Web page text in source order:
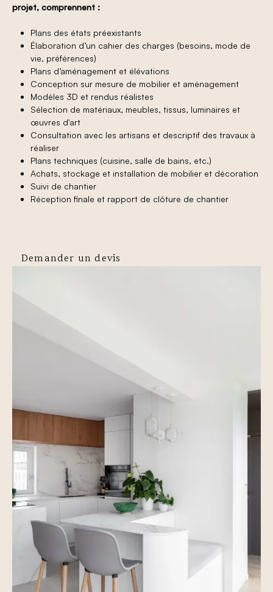
projet, comprennent :
Plans des états préexistants
Élaboration d’un cahier des charges (besoins, mode de
vie, préférences)
Plans d’aménagement et élévations
Conception sur mesure de mobilier et aménagement
Modèles 3D et rendus réalistes
Sélection de matériaux, meubles, tissus, luminaires et
œuvres d'art
Consultation avec les artisans et descriptif des travaux à
réaliser
Plans techniques (cuisine, salle de bains, etc.)
Achats, stockage et installation de mobilier et décoration
Suivi de chantier
Réception finale et rapport de clôture de chantier
Demander un devis